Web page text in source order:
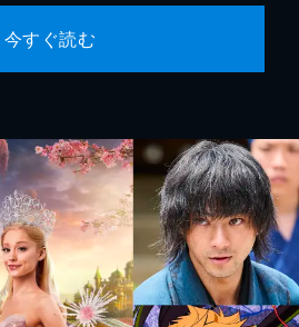
今すぐ読む